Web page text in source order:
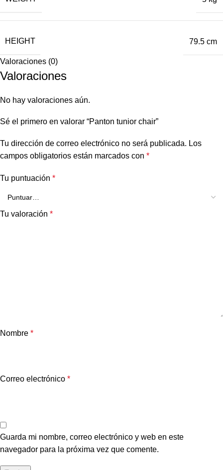
HEIGHT 79.5 cm
Valoraciones (0)
Valoraciones
No hay valoraciones aún.
Sé el primero en valorar “Panton tunior chair”
Tu dirección de correo electrónico no será publicada. Los
campos obligatorios están marcados con *
Tu puntuación *
Tu valoración *
Nombre *
Correo electrónico *
Guarda mi nombre, correo electrónico y web en este
navegador para la próxima vez que comente.